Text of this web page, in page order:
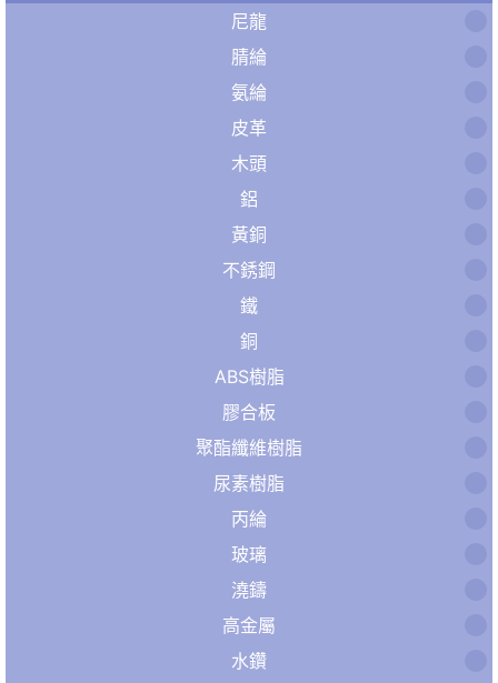
尼龍
腈綸
氨綸
皮革
木頭
鋁
黃銅
不銹鋼
鐵
銅
ABS樹脂
膠合板
聚酯纖維樹脂
尿素樹脂
丙綸
玻璃
澆鑄
高金屬
水鑽